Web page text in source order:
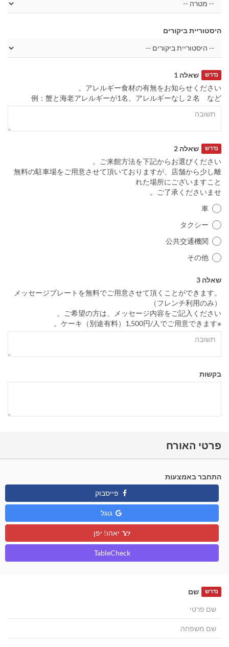
היסטוריית ביקורים
שאלה 1 נדרש
アレルギー食材の有無をお知らせください。
例：蟹と海老アレルギーが1名、アレルギーなし２名 など
שאלה 2 נדרש
ご来館方法を下記からお選びください。
無料の駐車場をご用意させて頂いておりますが、店舗から少し離
れた場所にございますこと
ご了承くださいませ。
車
タクシー
公共交通機関
その他
שאלה 3
メッセージプレートを無料でご用意させて頂くことができます。
（フレンチ利用のみ）
ご希望の方は、メッセージ内容をご記入ください。
※ケーキ（別途有料）1,500円/人でご用意できます。
בקשות
פרטי האורח
התחבר באמצעות
פייסבוק
גוגל
יאהו! יפן
TableCheck
שם נדרש